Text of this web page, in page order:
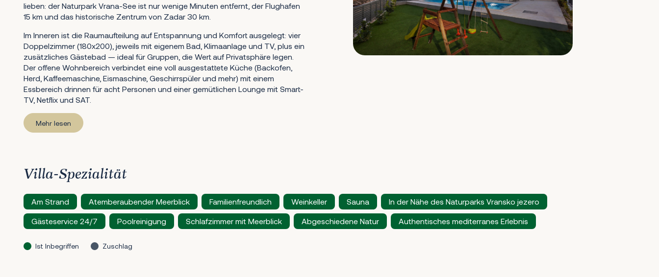
lieben: der Naturpark Vrana-See ist nur wenige Minuten entfernt, der Flughafen
15 km und das historische Zentrum von Zadar 30 km.
Im Inneren ist die Raumaufteilung auf Entspannung und Komfort ausgelegt: vier
Doppelzimmer (180x200), jeweils mit eigenem Bad, Klimaanlage und TV, plus ein
zusätzliches Gästebad — ideal für Gruppen, die Wert auf Privatsphäre legen.
Der offene Wohnbereich verbindet eine voll ausgestattete Küche (Backofen,
Herd, Kaffeemaschine, Eismaschine, Geschirrspüler und mehr) mit einem
Essbereich drinnen für acht Personen und einer gemütlichen Lounge mit Smart-
TV, Netflix und SAT.
Mehr lesen
Villa-Spezialität
Am Strand Atemberaubender Meerblick Familienfreundlich Weinkeller Sauna In der Nähe des Naturparks Vransko jezero
Gästeservice 24/7 Poolreinigung Schlafzimmer mit Meerblick Abgeschiedene Natur Authentisches mediterranes Erlebnis
Ist Inbegriffen Zuschlag